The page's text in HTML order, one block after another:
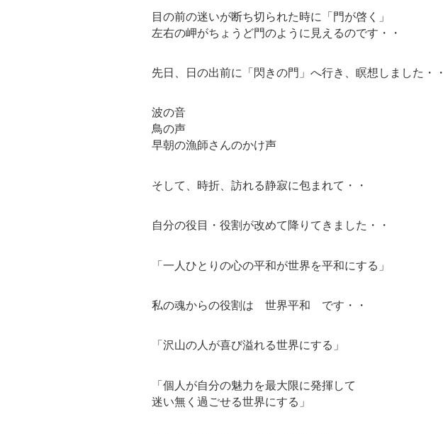
目の前の迷いが断ち切られた時に「門が啓く」
左右の岬がちょうど門のように見えるのです・・
先日、日の出前に「閃きの門」へ行き、瞑想しました・・
波の音
鳥の声
早朝の漁師さんのかけ声
そして、時折、訪れる静寂に包まれて・・
自分の役目・役割が改めて降りてきました・・
「一人ひとりの心の平和が世界を平和にする」
私の魂からの役割は 世界平和 です・・
「沢山の人が喜び溢れる世界にする」
「個人が自分の魅力を最大限に発揮して
迷い無く過ごせる世界にする」